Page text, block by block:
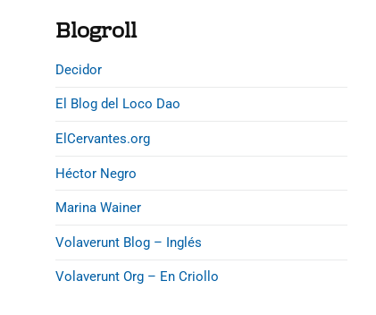
Blogroll
Decidor
El Blog del Loco Dao
ElCervantes.org
Héctor Negro
Marina Wainer
Volaverunt Blog – Inglés
Volaverunt Org – En Criollo